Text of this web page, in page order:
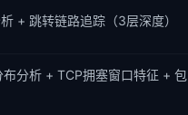
+ 跳转链路追踪（3层深度）
分析 + TCP拥塞窗口特征 + 包